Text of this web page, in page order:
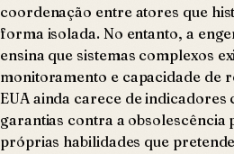
coordenação entre atores que
forma isolada. No entanto, a
ensina que sistemas complexos
monitoramento e capacidade de
EUA ainda carece de indicadores
garantias contra a obsolescência
próprias habilidades que